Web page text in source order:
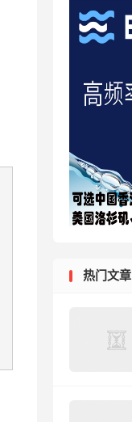
热门文章